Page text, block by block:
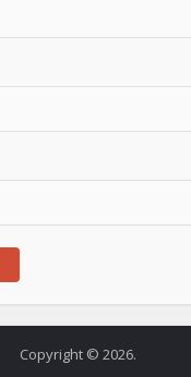
Copyright © 2026.